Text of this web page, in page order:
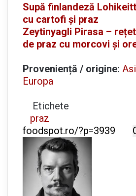
Supă finlandeză
cu cartofi și praz
Zeytinyagli Pirasa –
de praz cu morcovi și
Proveniență / origine:
Europa
Etichete
praz